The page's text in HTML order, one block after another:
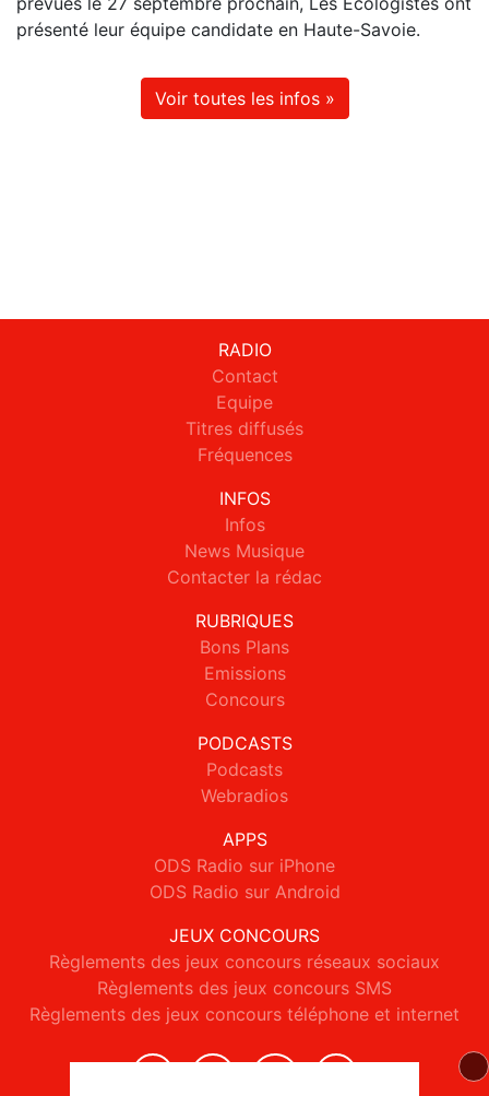
présenté leur équipe candidate en Haute-Savoie.
Voir toutes les infos »
RADIO
Contact
Equipe
Titres diffusés
Fréquences
INFOS
Infos
News Musique
Contacter la rédac
RUBRIQUES
Bons Plans
Emissions
Concours
PODCASTS
Podcasts
Webradios
APPS
ODS Radio sur iPhone
ODS Radio sur Android
JEUX CONCOURS
Règlements des jeux concours réseaux sociaux
Règlements des jeux concours SMS
Règlements des jeux concours téléphone et internet